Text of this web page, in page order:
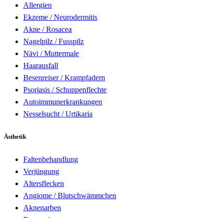
Allergien
Ekzeme / Neurodermitis
Akne / Rosacea
Nagelpilz / Fusspilz
Nävi / Muttermale
Haarausfall
Besenreiser / Krampfadern
Psoriasis / Schuppenflechte
Autoimmunerkrankungen
Nesselsucht / Urtikaria
Ästhetik
Faltenbehandlung
Verjüngung
Altersflecken
Angiome / Blutschwämmchen
Aknenarben